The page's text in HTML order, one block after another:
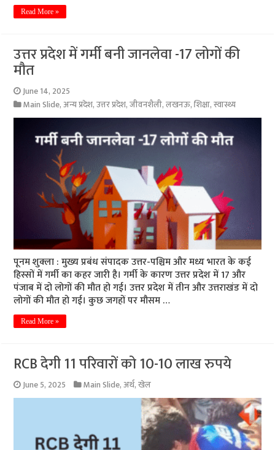
Read More »
उत्तर प्रदेश में गर्मी बनी जानलेवा -17 लोगों की
मौत
June 14, 2025
Main Slide,अन्य प्रदेश,उत्तर प्रदेश,जीवनशैली,लखनऊ,शिक्षा,स्वास्थ्य
पूनम शुक्ला : मुख्य प्रबंध संपादक उत्तर-पश्चिम और मध्य भारत के कई
हिस्सों में गर्मी का कहर जारी है। गर्मी के कारण उत्तर प्रदेश में 17 और
पंजाब में दो लोगों की मौत हो गई। उत्तर प्रदेश में तीन और उत्तराखंड में दो
लोगों की मौत हो गई। कुछ जगहों पर मौसम …
Read More »
RCB देगी 11 परिवारों को 10-10 लाख रुपये
June 5, 2025 Main Slide,अर्थ,खेल